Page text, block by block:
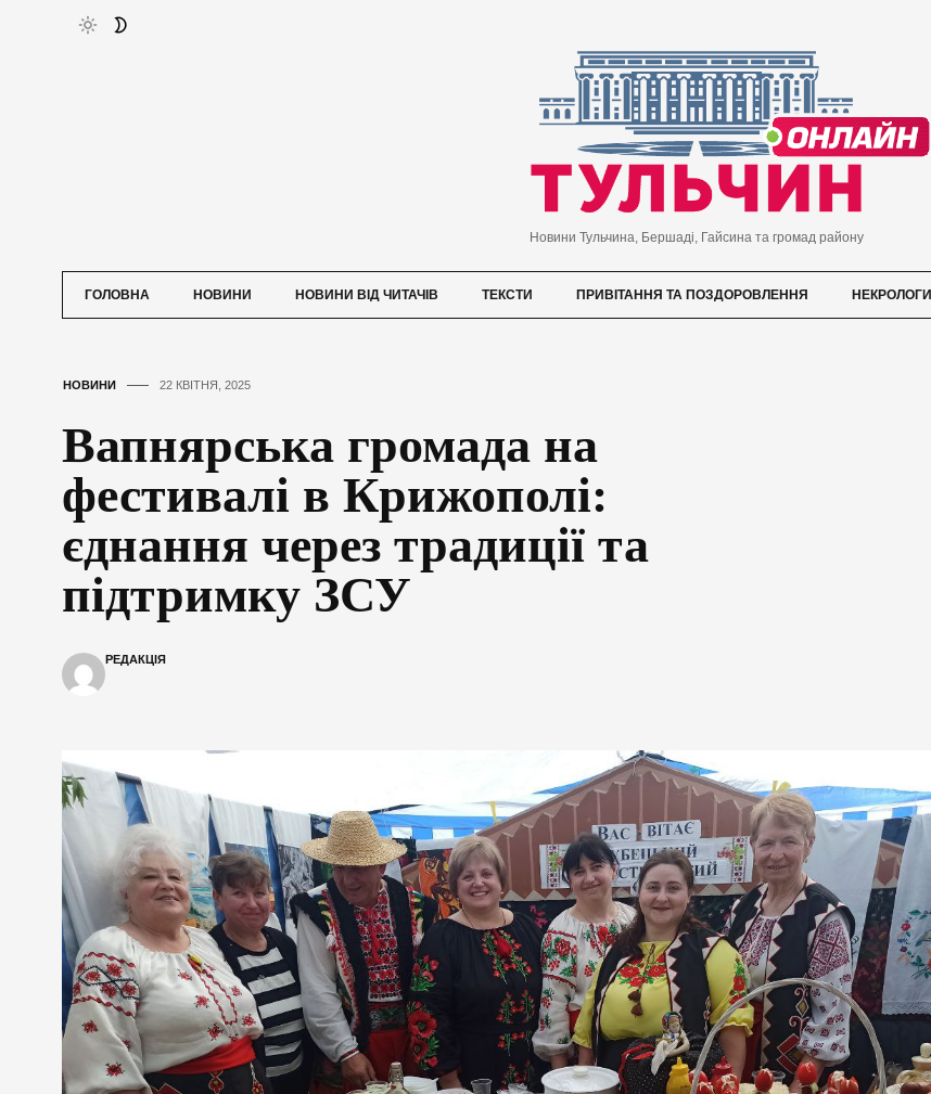
Новини Тульчина, Бершаді, Гайсина та громад району
ГОЛОВНА НОВИНИ НОВИНИ ВІД ЧИТАЧІВ ТЕКСТИ ПРИВІТАННЯ ТА ПОЗДОРОВЛЕННЯ НЕКРОЛОГИ
НОВИНИ 22 КВІТНЯ, 2025
Вапнярська громада на
фестивалі в Крижополі:
єднання через традиції та
підтримку ЗСУ
РЕДАКЦІЯ